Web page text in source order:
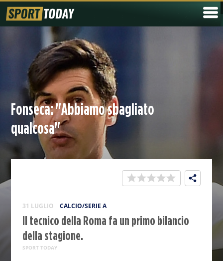
Fonseca: "Abbiamo sbagliato
qualcosa"
31 LUGLIO CALCIO/SERIE A
Il tecnico della Roma fa un primo bilancio
della stagione.
SPORT TODAY